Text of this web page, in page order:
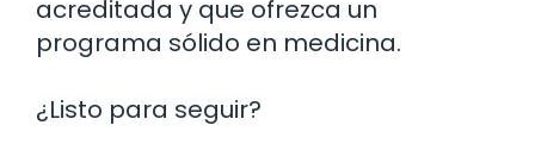
acreditada y que ofrezca un
programa sólido en medicina.
¿Listo para seguir?